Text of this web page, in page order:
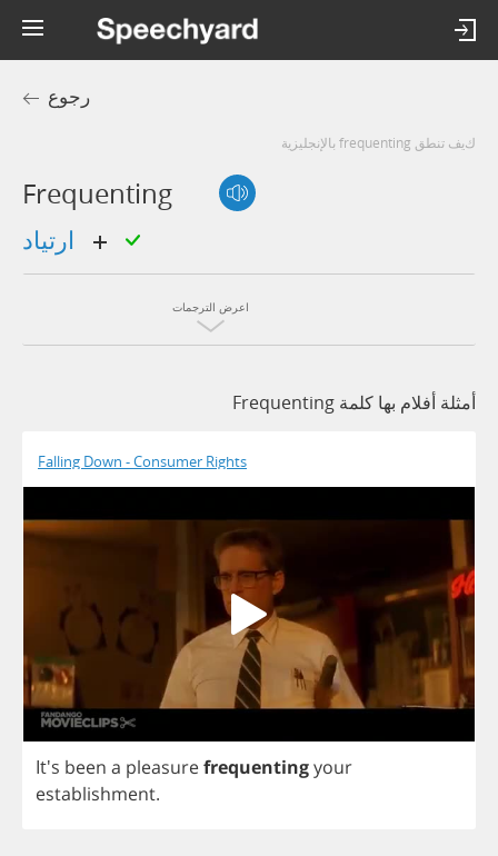
رجوع
كيف تنطق frequenting بالإنجليزية
Frequenting
اعرض الترجمات
أمثلة أفلام بها كلمة Frequenting
Falling Down - Consumer Rights
It's been a pleasurefrequentingyour
establishment.